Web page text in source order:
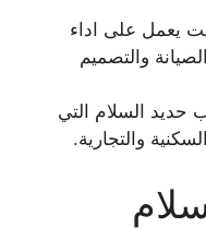
يعمل على اداء
والتصميم
حديد السلام التي
والتجارية.